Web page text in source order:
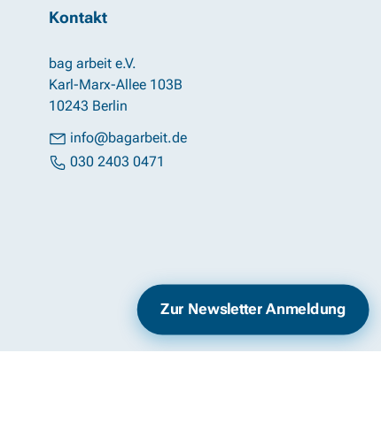
Kontakt
bag arbeit e.V.
Karl-Marx-Allee 103B
10243 Berlin
info@bagarbeit.de
030 2403 0471
Impressum Datenschutz
Zur Newsletter Anmeldung